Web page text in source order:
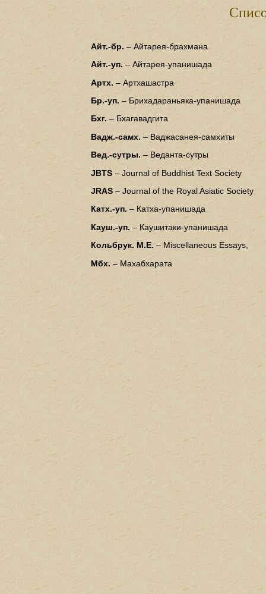
Айт.-бр. – Айтарея-брахмана
Айт.-уп. – Айтарея-упанишада
Артх. – Артхашастра
Бр.-уп. – Брихадараньяка-упанишада
Бхг.– Бхагавадгита
Вадж.-самх.– Ваджасанея-самхиты
Вед.-сутры. – Веданта-сутры
JBTS– Journal of Buddhist Text Society
JRAS– Journal of the Royal Asiatic Society
Катх.-уп. – Катха-упанишада
Кауш.-уп. – Каушитаки-упанишада
Кольбрук. M.Е. – Miscellaneous Essays,
Мбх. – Махабхарата